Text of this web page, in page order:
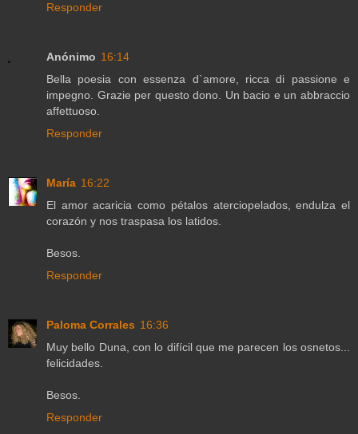
Responder
Anónimo 16:14
Bella poesia con essenza d`amore, ricca di passione e
impegno. Grazie per questo dono. Un bacio e un abbraccio
affettuoso.
Responder
María 16:22
El amor acaricia como pétalos aterciopelados, endulza el
corazón y nos traspasa los latidos.
Besos.
Responder
Paloma Corrales 16:36
Muy bello Duna, con lo difícil que me parecen los osnetos...
felicidades.
Besos.
Responder